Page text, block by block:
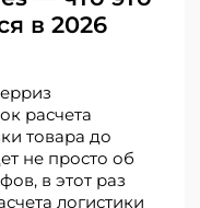
в 2026
расчета
товара до
не просто об
в этот раз
логистики